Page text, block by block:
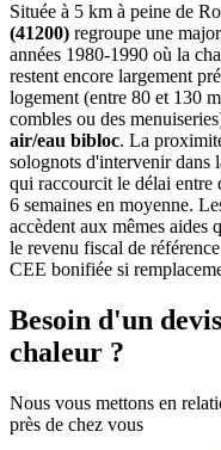
Située à 5 km à peine de
(41200) regroupe une
années 1980-1990 où la
restent encore largement
logement (entre 80 et 130
combles ou des
air/eau bibloc. La
solognots d'intervenir dans
qui raccourcit le délai entre
6 semaines en moyenne.
accèdent aux mêmes aides
le revenu fiscal de
CEE bonifiée si
Besoin d'un
chaleur ?
Nous vous mettons en
près de chez vous